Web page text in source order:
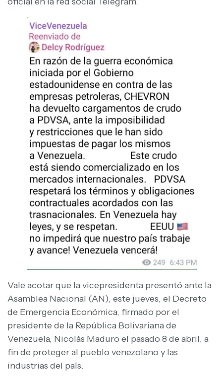
Vale acotar que la vicepresidenta presentó ante la
Asamblea Nacional (AN), este jueves, el Decreto
de Emergencia Económica, firmado por el
presidente de la República Bolivariana de
Venezuela, Nicolás Maduro el pasado 8 de abril, a
fin de proteger al pueblo venezolano y las
industrias del país.